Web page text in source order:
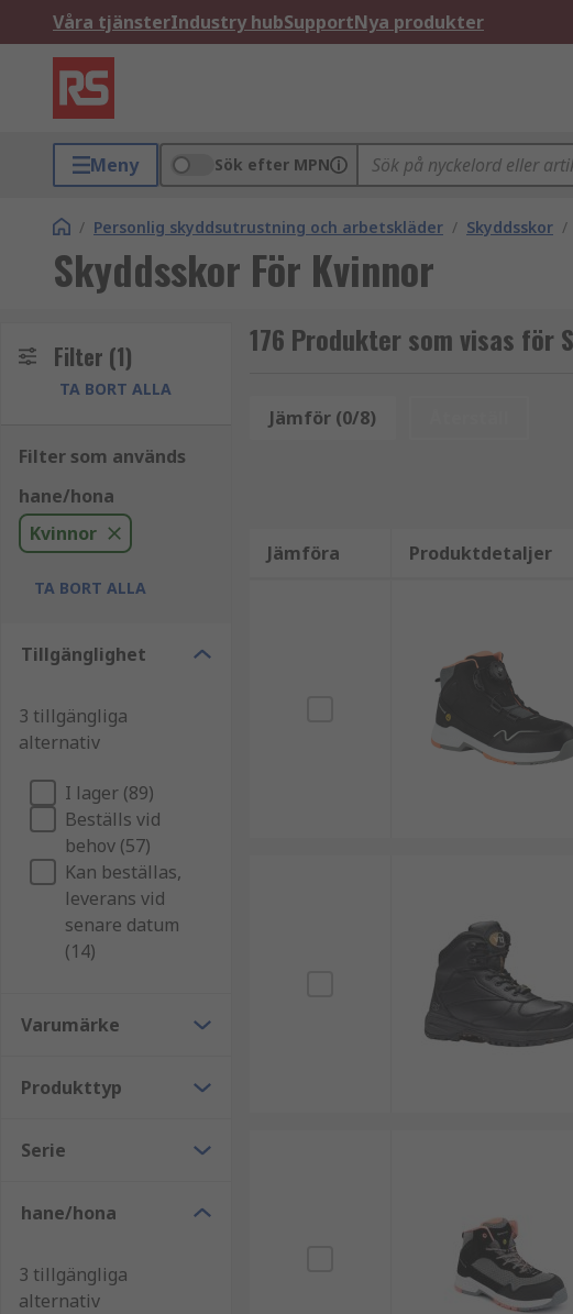
Våra tjänsterIndustry hubSupportNya produkter
Meny Sök efter MPN
/ Personlig skyddsutrustning och arbetskläder / Skyddsskor /
Skyddsskor För Kvinnor
Filter (1)
TA BORT ALLA
Filter som används
hane/hona
Kvinnor
TA BORT ALLA
Tillgänglighet
3 tillgängliga
alternativ
I lager (89)
Beställs vid
behov (57)
Kan beställas,
leverans vid
senare datum
(14)
Varumärke
Produkttyp
Serie
hane/hona
3 tillgängliga
alternativ
176 Produkter som visas för
Jämför (0/8)
Jämföra Produktdetaljer